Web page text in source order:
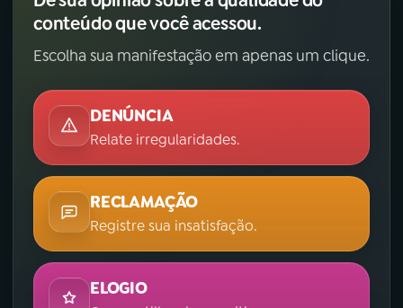
conteúdo que você acessou.
Escolha sua manifestação em apenas um clique.
DENÚNCIA
Relate irregularidades.
RECLAMAÇÃO
Registre sua insatisfação.
ELOGIO